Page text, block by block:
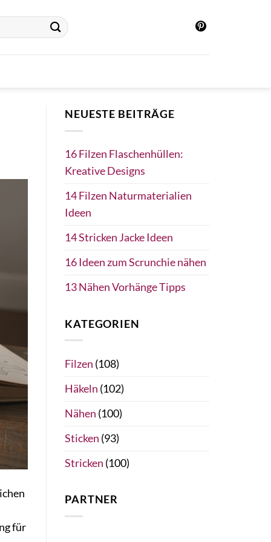
für
NEUESTE BEITRÄGE
16 Filzen Flaschenhüllen:
Kreative Designs
14 Filzen Naturmaterialien
Ideen
14 Stricken Jacke Ideen
16 Ideen zum Scrunchie nähen
13 Nähen Vorhänge Tipps
KATEGORIEN
Filzen (108)
Häkeln (102)
Nähen (100)
Sticken (93)
Stricken (100)
PARTNER